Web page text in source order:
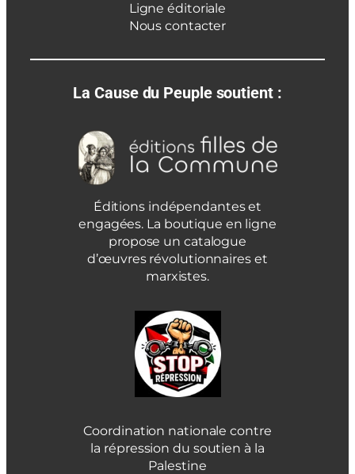
Ligne éditoriale
Nous contacter
La Cause du Peuple soutient :
Éditions indépendantes et
engagées. La boutique en ligne
propose un catalogue
d’œuvres révolutionnaires et
marxistes.
Coordination nationale contre
la répression du soutien à la
Palestine